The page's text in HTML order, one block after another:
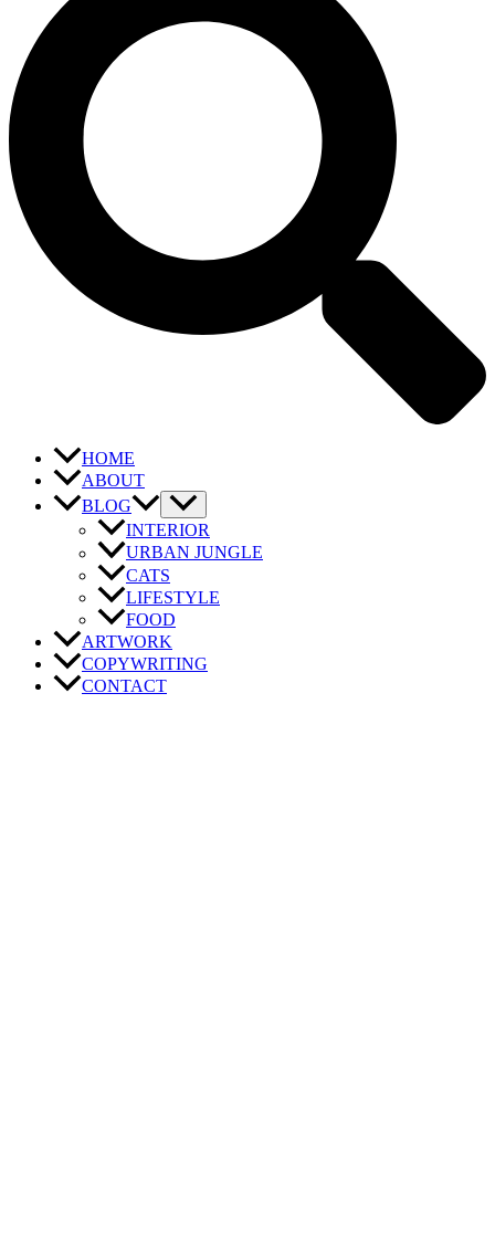
HOME
ABOUT
BLOG
INTERIOR
URBAN JUNGLE
CATS
LIFESTYLE
FOOD
ARTWORK
COPYWRITING
CONTACT